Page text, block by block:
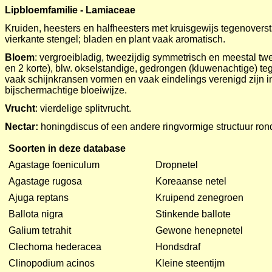
Lipbloemfamilie - Lamiaceae
Kruiden, heesters en halfheesters met kruisgewijs
vierkante stengel; bladen en plant vaak aromatisch.
Bloem: vergroeibladig, tweezijdig symmetrisch en meestal
en 2 korte), blw. okselstandige, gedrongen (kluwenachtige)
vaak schijnkransen vormen en vaak eindelings verenigd zijn
bijschermachtige bloeiwijze.
Vrucht: vierdelige splitvrucht.
Nectar: honingdiscus of een andere ringvormige structuur
Soorten in deze database
Agastage foeniculum
Dropnetel
Agastage rugosa
Koreaanse netel
Ajuga reptans
Kruipend zenegroen
Ballota nigra
Stinkende ballote
Galium tetrahit
Gewone henepnetel
Clechoma hederacea
Hondsdraf
Clinopodium acinos
Kleine steentijm